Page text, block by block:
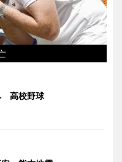
高校野球